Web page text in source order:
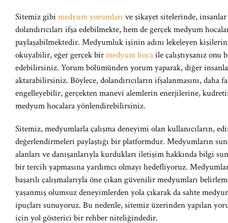
Sitemiz gibi medyum yorumları ve şikayet sitelerinde,
dolandırıcıları ifşa edebilmekte, hem de gerçek medyum
paylaşabilmektedir. Medyumluk işinin adını lekeleyen
okuyabilir, eğer gerçek birmedyum hocaile çalıştıysanız onu
edebilirsiniz. Yorum bölümünden yorum yaparak, diğer
aktarabilirsiniz. Böylece, dolandırıcıların ifşalanmasını, daha
engelleyebilir, gerçekten manevi alemlerin enerjilerine,
medyum hocalara yönlendirebilirsiniz.
Sitemiz, medyumlarla çalışma deneyimi olan kullanıcıların,
değerlendirmeleri paylaştığı bir platformdur. Medyumların
alanları ve danışanlarıyla kurdukları iletişim hakkında bilgi
bir tercih yapmasına yardımcı olmayı hedefliyoruz.
başarılı çalışmalarıyla öne çıkan güvenilir medyumları
yaşanmış olumsuz deneyimlerden yola çıkarak da sahte
ipuçları sunuyoruz. Bu nedenle, sitemiz üzerinden yapılan
için yol gösterici bir rehber niteliğindedir.